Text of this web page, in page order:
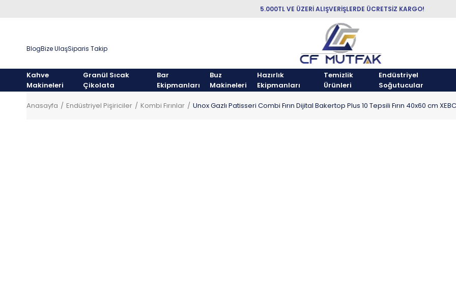
5.000TL VE ÜZERİ ALIŞVERİŞLERDE ÜCRETSİZ KARGO!
BlogBize UlaşSiparis Takip
Kahve
Makineleri
Granül Sıcak
Çikolata
Bar
Ekipmanları
Buz
Makineleri
Hazırlık
Ekipmanları
Temizlik
Ürünleri
Endüstriyel
Soğutucular
Anasayfa Endüstriyel Pişiriciler Kombi Fırınlar Unox Gazlı Patisseri Combi Fırın Dijital Bakertop Plus 10 Tepsili Fırın 40x60 cm